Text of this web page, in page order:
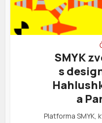
SMYK
s
a
Platforma SMYK,